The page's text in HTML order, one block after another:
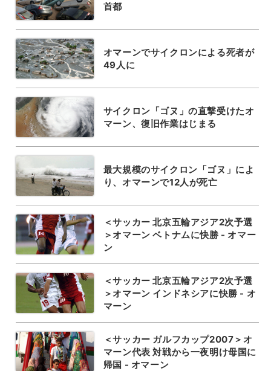
首都
オマーンでサイクロンによる死者が
49人に
サイクロン「ゴヌ」の直撃受けたオ
マーン、復旧作業はじまる
最大規模のサイクロン「ゴヌ」によ
り、オマーンで12人が死亡
＜サッカー 北京五輪アジア2次予選
＞オマーン ベトナムに快勝 - オマー
ン
＜サッカー 北京五輪アジア2次予選
＞オマーン インドネシアに快勝 - オ
マーン
＜サッカー ガルフカップ2007＞オ
マーン代表 対戦から一夜明け母国に
帰国 - オマーン